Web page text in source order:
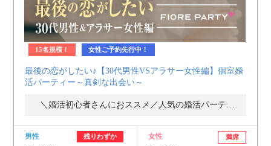
15名規模！ 女性ご予約先行中！
最後の恋がしたい♪【30代男性VSアラサー女性編】個室婚
活パーティー～真剣な出会い～
＼婚活初心者さんにおススメ／人気の婚活パーティー・街コン
男性 残りわずか 女性 満席